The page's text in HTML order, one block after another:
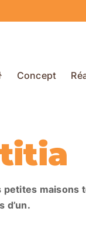
Concept
maisons
d’un.